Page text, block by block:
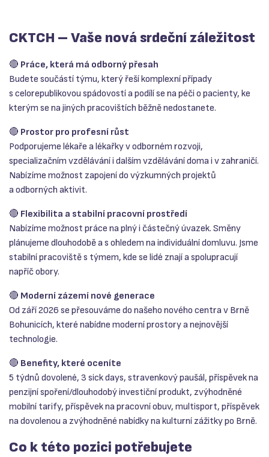
CKTCH – Vaše nová srdeční záležitost
🔴 Práce, která má odborný přesah
Budete součástí týmu, který řeší komplexní případy
s celorepublikovou spádovostí a podílí se na péči o pacienty, ke
kterým se na jiných pracovištích běžně nedostanete.
🔴 Prostor pro profesní růst
Podporujeme lékaře a lékařky v odborném rozvoji,
specializačním vzdělávání i dalším vzdělávání doma i v zahraničí.
Nabízíme možnost zapojení do výzkumných projektů
a odborných aktivit.
🔴 Flexibilita a stabilní pracovní prostředí
Nabízíme možnost práce na plný i částečný úvazek. Směny
plánujeme dlouhodobě a s ohledem na individuální domluvu. Jsme
stabilní pracoviště s týmem, kde se lidé znají a spolupracují
napříč obory.
🔴 Moderní zázemí nové generace
Od září 2026 se přesouváme do našeho nového centra v Brně
Bohunicích, které nabídne moderní prostory a nejnovější
technologie.
🔴 Benefity, které oceníte
5 týdnů dovolené, 3 sick days, stravenkový paušál, příspěvek na
penzijní spoření/dlouhodobý investiční produkt, zvýhodněné
mobilní tarify, příspěvek na pracovní obuv, multisport, příspěvek
na dovolenou a zvýhodněné nabídky na kulturní zážitky po Brně.
Co k této pozici potřebujete